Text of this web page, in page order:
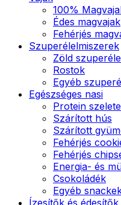
100%
Édes magvajak
Fehérjés
Szuperélelmiszerek
Zöld
Rostok
Egyéb
Egészséges nasi
Protein
Szárított hús
Szárított
Fehérjés
Fehérjés
Energia- és
Csokoládék
Egyéb
Ízesítők és édesítők